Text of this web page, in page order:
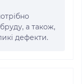
а також,
дефекти.